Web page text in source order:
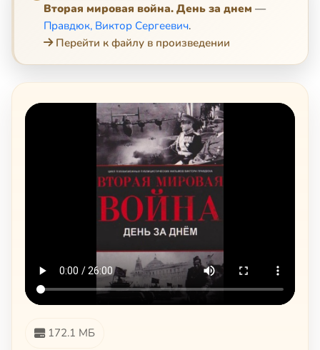
Вторая мировая война. День за днем —
Правдюк, Виктор Сергеевич.
Перейти к файлу в произведении
172.1 МБ